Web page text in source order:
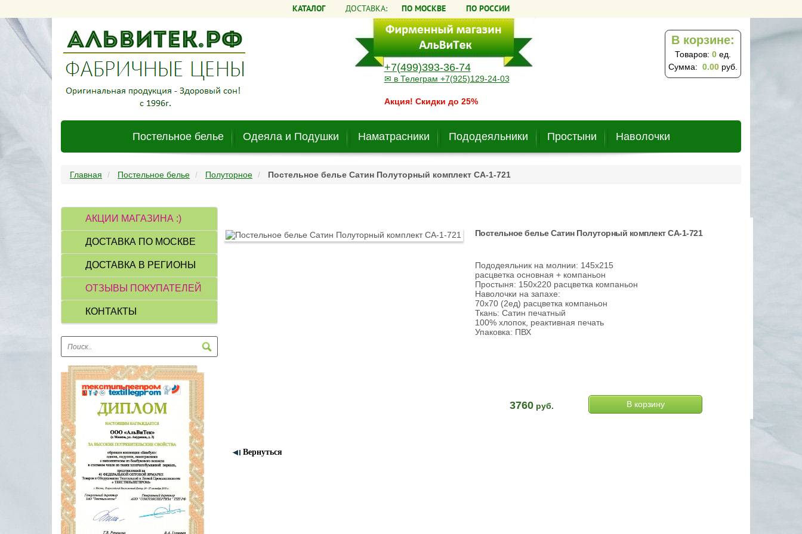
КАТАЛОГ ДОСТАВКА: ПО МОСКВЕ ПО РОССИИ
+7(499)393-36-74
✉ в Телеграм +7(925)129-24-03
Акция! Скидки до 25%
В корзине:
Товаров: 0 ед.
Сумма: 0.00 руб.
Постельное белье Одеяла и Подушки Наматрасники Пододеяльники Простыни Наволочки
Главная Постельное белье Полуторное Постельное белье Сатин Полуторный комплект CA-1-721
АКЦИИ МАГАЗИНА :)
ДОСТАВКА ПО МОСКВЕ
ДОСТАВКА В РЕГИОНЫ
ОТЗЫВЫ ПОКУПАТЕЛЕЙ
КОНТАКТЫ
Постельное белье Сатин Полуторный комплект CA-1-721
Пододеяльник на молнии: 145х215
расцветка основная + компаньон
Простыня: 150х220 расцветка компаньон
Наволочки на запахе:
70х70 (2ед) расцветка компаньон
Ткань: Сатин печатный
100% хлопок, реактивная печать
Упаковка: ПВХ
3760руб.
Вернуться